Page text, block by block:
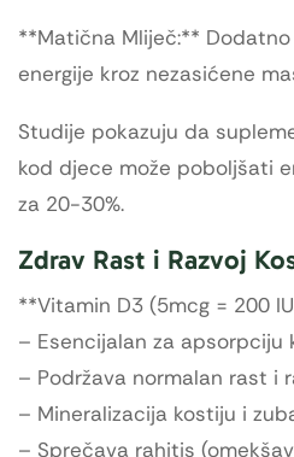
**Matična Mliječ:**
energije kroz nezasićene
Studije pokazuju da
kod djece može poboljšati
za 20-30%.
Zdrav Rast i Razvoj
**Vitamin D3 (5mcg = 200
– Esencijalan za apsorpciju
– Podržava normalan rast i
– Mineralizacija kostiju i
– Sprečava rahitis